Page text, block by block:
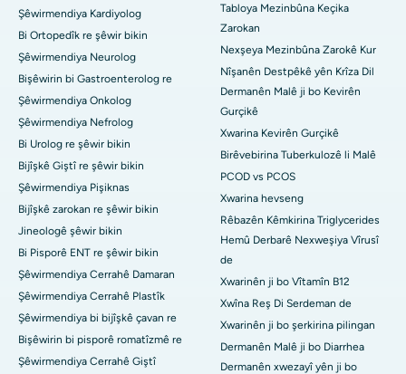
Şêwirmendiya Kardiyolog
Bi Ortopedîk re şêwir bikin
Şêwirmendiya Neurolog
Bişêwirin bi Gastroenterolog re
Şêwirmendiya Onkolog
Şêwirmendiya Nefrolog
Bi Urolog re şêwir bikin
Bijîşkê Giştî re şêwir bikin
Şêwirmendiya Pişiknas
Bijîşkê zarokan re şêwir bikin
Jineologê şêwir bikin
Bi Pisporê ENT re şêwir bikin
Şêwirmendiya Cerrahê Damaran
Şêwirmendiya Cerrahê Plastîk
Şêwirmendiya bi bijîşkê çavan re
Bişêwirin bi pisporê romatîzmê re
Şêwirmendiya Cerrahê Giştî
Tabloya Mezinbûna Keçika
Zarokan
Nexşeya Mezinbûna Zarokê Kur
Nîşanên Destpêkê yên Krîza Dil
Dermanên Malê ji bo Kevirên
Gurçikê
Xwarina Kevirên Gurçikê
Birêvebirina Tuberkulozê li Malê
PCOD vs PCOS
Xwarina hevseng
Rêbazên Kêmkirina Triglycerides
Hemû Derbarê Nexweşiya Vîrusî
de
Xwarinên ji bo Vîtamîn B12
Xwîna Reş Di Serdeman de
Xwarinên ji bo şerkirina pilingan
Dermanên Malê ji bo Diarrhea
Dermanên xwezayî yên ji bo